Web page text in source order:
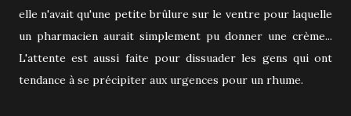
elle n'avait qu'une petite brûlure sur le ventre pour laquelle
un pharmacien aurait simplement pu donner une crème...
L'attente est aussi faite pour dissuader les gens qui ont
tendance à se précipiter aux urgences pour un rhume.